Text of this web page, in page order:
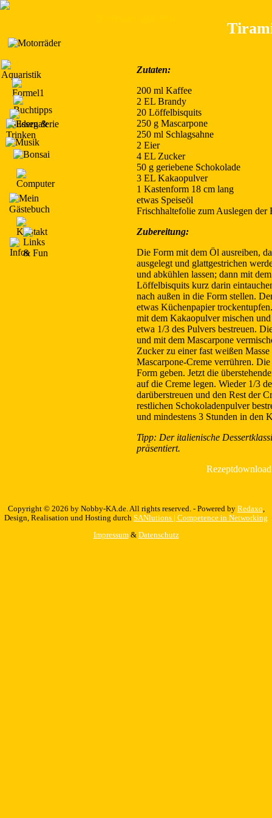
Zutaten:
200 ml Kaffee
2 EL Brandy
20 Löffelbisquits
250 g Mascarpone
250 ml Schlagsahne
2 Eier
4 EL Zucker
50 g geriebene Schokolade
3 EL Kakaopulver
1 Kastenform 18 cm lang
etwas Speiseöl
Frischhaltefolie zum Auslegen der
Zubereitung:
Die Form mit dem Öl ausreiben,
ausgelegt und glattgestrichen
und abkühlen lassen; dann mit
Löffelbisquits kurz darin
nach außen in die Form stellen.
etwas Küchenpapier
mit dem Kakaopulver mischen
etwa 1/3 des Pulvers bestreuen.
und mit dem Mascarpone
Zucker zu einer fast weißen
Mascarpone-Creme verrühren.
Form geben. Jetzt die
auf die Creme legen. Wieder 1/3
darüberstreuen und den Rest der
restlichen Schokoladenpulver
und mindestens 3 Stunden in den
Tipp: Der italienische
präsentiert.
Copyright © 2026 by Nobby-KA.de. All rights reserved. - Powered by Redaxo
Design, Realisation und Hosting durch SANlutions | Competence in Networking
Impressum& Datenschutz